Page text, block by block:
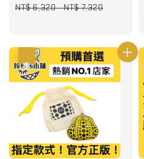
price
NT$ 6,320-NT$ 7,320